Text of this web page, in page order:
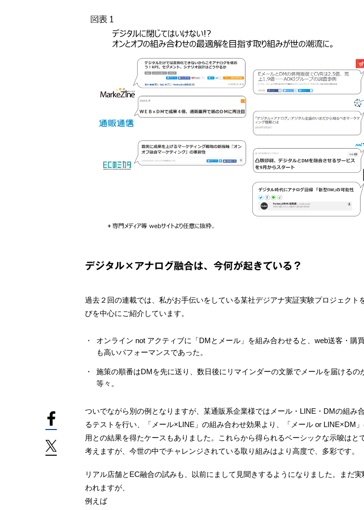
デジタル×アナログ融合は、今何が起きている？
過去２回の連載では、私がお手伝いをしている某社デジアナ実証実験プロジェクト
びを中心にご紹介しています。
オンライン not アクティブに「DMとメール」を組み合わせると、web送客・購
も高いパフォーマンスであった。
施策の順番はDMを先に送り、数日後にリマインダーの文脈でメールを届けるの
等々。
ついでながら別の例となりますが、某通販系企業様ではメール・LINE・DMの組み
るテストを行い、「メール×LINE」の組み合わせ効果より、「メール or LINE×DM
用との結果を得たケースもありました。これらから得られるベーシックな示唆はと
考えますが、今世の中でチャレンジされている取り組みはより高度で、多彩です。
リアル店舗とEC融合の試みも、以前にまして見聞きするようになりました。まだ実
われますが、
例えば